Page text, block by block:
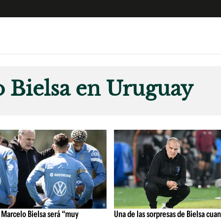
Unidos
Siguenos en:
Bielsa en Uruguay
Bielsa será “muy
Una de las sorpresas de Bielsa